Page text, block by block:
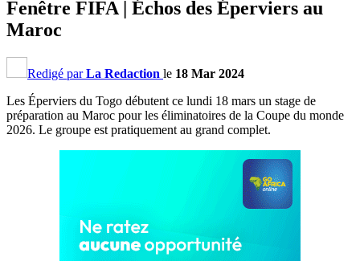
Fenêtre FIFA | Échos des Éperviers au
Maroc
Redigé parLa Redaction le 18 Mar 2024
Les Éperviers du Togo débutent ce lundi 18 mars un stage de
préparation au Maroc pour les éliminatoires de la Coupe du monde
2026. Le groupe est pratiquement au grand complet.